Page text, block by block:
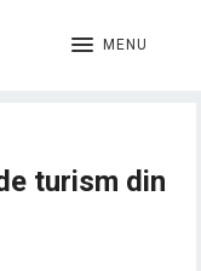
MENU
turism din